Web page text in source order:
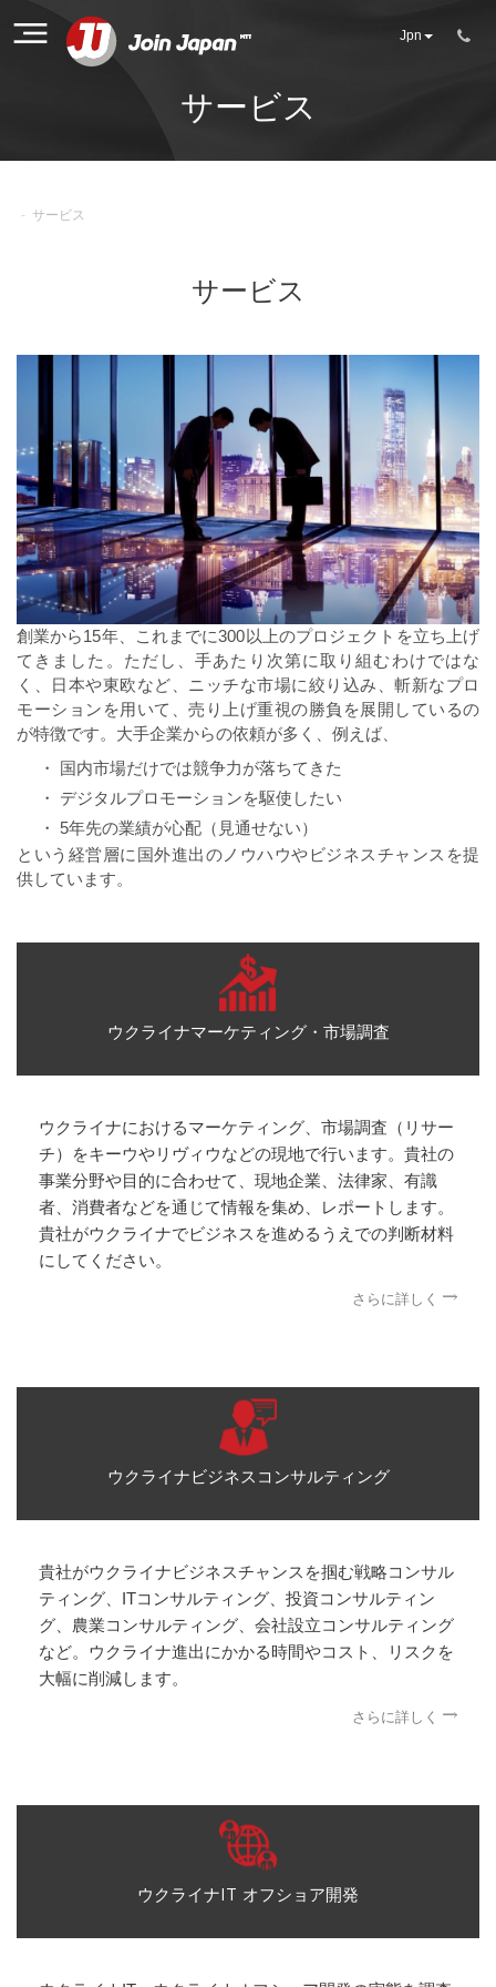
Jpn
サービス
- サービス
サービス
創業から15年、これまでに300以上のプロジェクトを立ち上げ
てきました。ただし、手あたり次第に取り組むわけではな
く、日本や東欧など、ニッチな市場に絞り込み、斬新なプロ
モーションを用いて、売り上げ重視の勝負を展開しているの
が特徴です。大手企業からの依頼が多く、例えば、
・ 国内市場だけでは競争力が落ちてきた
・ デジタルプロモーションを駆使したい
・ 5年先の業績が心配（見通せない）
という経営層に国外進出のノウハウやビジネスチャンスを提
供しています。
ウクライナマーケティング・市場調査
ウクライナにおけるマーケティング、市場調査（リサー
チ）をキーウやリヴィウなどの現地で行います。貴社の
事業分野や目的に合わせて、現地企業、法律家、有識
者、消費者などを通じて情報を集め、レポートします。
貴社がウクライナでビジネスを進めるうえでの判断材料
にしてください。
さらに詳しく
ウクライナビジネスコンサルティング
貴社がウクライナビジネスチャンスを掴む戦略コンサル
ティング、ITコンサルティング、投資コンサルティン
グ、農業コンサルティング、会社設立コンサルティング
など。ウクライナ進出にかかる時間やコスト、リスクを
大幅に削減します。
さらに詳しく
ウクライナIT オフショア開発